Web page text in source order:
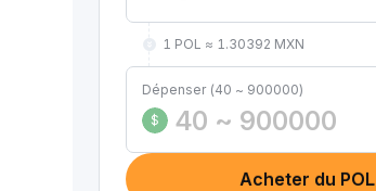
1 POL ≈ 1.30392 MXN
Dépenser (40 ~ 900000)
$
Acheter du POL